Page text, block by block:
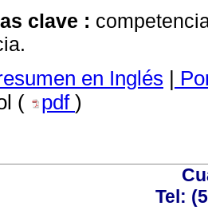
clave :
en Inglés |
(
pdf )
Tel: